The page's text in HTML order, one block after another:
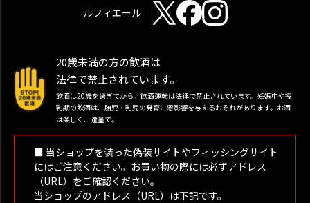
ルフィエール
20歳未満の方の飲酒は
法律で禁止されています。
飲酒は20歳を過ぎてから。飲酒運転は法律で禁止されています。妊娠中や授
乳期の飲酒は、胎児・乳児の発育に悪影響を与えるおそれがあります。お酒
は楽しく、適量で。
■ 当ショップを装った偽装サイトやフィッシングサイト
にはご注意ください。お買い物の際には必ずアドレス
（URL）をご確認ください。
当ショップのアドレス（URL）は下記です。